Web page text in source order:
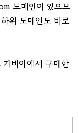
도메인이 있으므
위 도메인도 바로
비아에서 구매한